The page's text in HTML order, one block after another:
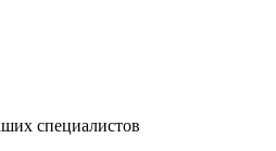
специалистов